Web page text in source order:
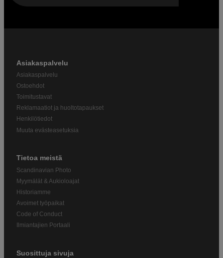
Asiakaspalvelu
Asiakaspalvelu
Ostoehdot
Toimitustavat
Reklamaatiot ja huoltotapaukset
Henkilötiedot
Muuta evästeasetuksia
Tietoa meistä
Scandinavian Photo
Myymälät & Aukioloajat
Historiamme
Avoimet työpaikat
Code of Conduct
Ilmiantajien Portaali
Suosittuja sivuja